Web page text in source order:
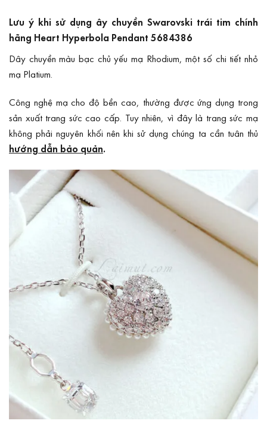
Lưu ý khi sử dụng ây chuyền Swarovski trái tim chính
hãng Heart Hyperbola Pendant 5684386
Dây chuyền màu bạc chủ yếu mạ Rhodium, một số chi tiết nhỏ
mạ Platium.
Công nghệ mạ cho độ bền cao, thường được ứng dụng trong
sản xuất trang sức cao cấp. Tuy nhiên, vì đây là trang sức mạ
không phải nguyên khối nên khi sử dụng chúng ta cần tuân thủ
hướng dẫn bảo quản.